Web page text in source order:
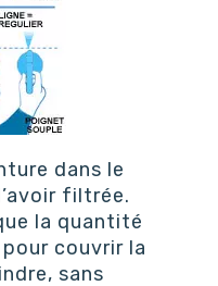
dans le
filtrée.
la quantité
couvrir la
sans